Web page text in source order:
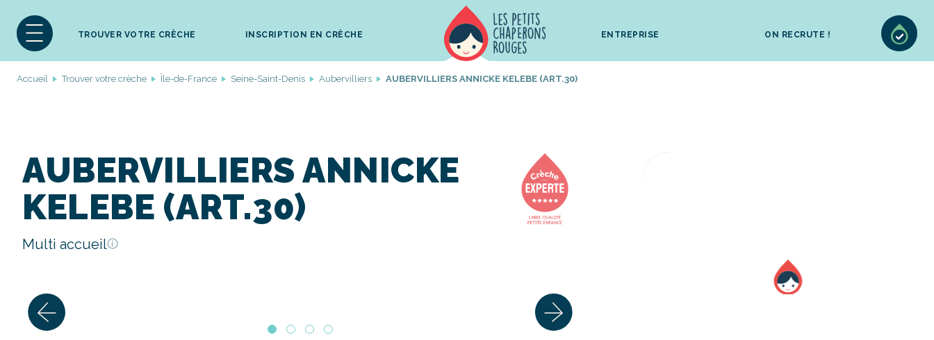
TROUVER VOTRE CRÈCHE INSCRIPTION EN CRÈCHE ENTREPRISE ON RECRUTE !
Accueil Trouver votre crèche Île-de-France Seine-Saint-Denis Aubervilliers AUBERVILLIERS ANNICKE KELEBE (ART.30)
AUBERVILLIERS ANNICKE
KELEBE (ART.30)
Multi accueil